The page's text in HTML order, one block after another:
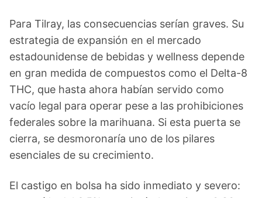
Para Tilray, las consecuencias serían graves. Su
estrategia de expansión en el mercado
estadounidense de bebidas y wellness depende
en gran medida de compuestos como el Delta-8
THC, que hasta ahora habían servido como
vacío legal para operar pese a las prohibiciones
federales sobre la marihuana. Si esta puerta se
cierra, se desmoronaría uno de los pilares
esenciales de su crecimiento.
El castigo en bolsa ha sido inmediato y severo: